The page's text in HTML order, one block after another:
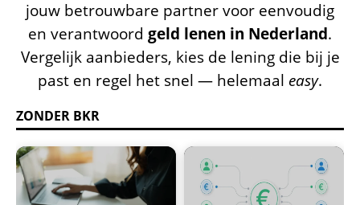
jouw betrouwbare partner voor eenvoudig
en verantwoord geld lenen in Nederland.
Vergelijk aanbieders, kies de lening die bij je
past en regel het snel — helemaal easy.
ZONDER BKR